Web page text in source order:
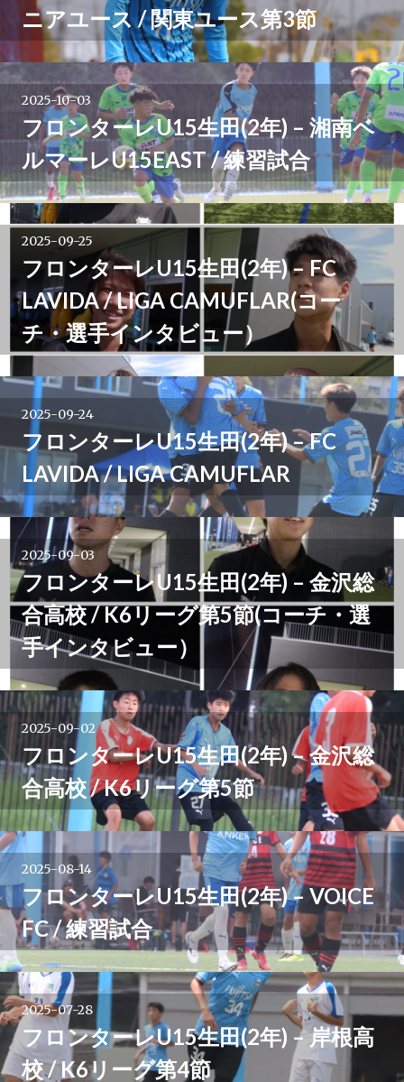
ニアユース / 関東ユース第3節
2025-10-03
フロンターレU15生田(2年) – 湘南ベ
ルマーレU15EAST / 練習試合
2025-09-25
フロンターレU15生田(2年) – FC
LAVIDA / LIGA CAMUFLAR(コー
チ・選手インタビュー）
2025-09-24
フロンターレU15生田(2年) – FC
LAVIDA / LIGA CAMUFLAR
2025-09-03
フロンターレU15生田(2年) – 金沢総
合高校 / K6リーグ第5節(コーチ・選
手インタビュー）
2025-09-02
フロンターレU15生田(2年) – 金沢総
合高校 / K6リーグ第5節
2025-08-14
フロンターレU15生田(2年) – VOICE
FC / 練習試合
2025-07-28
フロンターレU15生田(2年) – 岸根高
校 / K6リーグ第4節